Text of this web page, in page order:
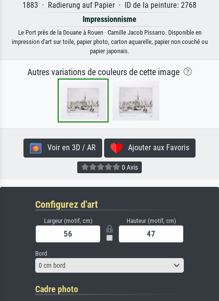
1883 · Radierung auf Papier · ID de la peinture: 2768
Impressionnisme
Le Port près de la Douane à Rouen · Camille Jacob Pissarro. Disponible en
impression d'art sur toile, papier photo, carton aquarelle, papier non couché ou
papier japonais.
Autres variations de couleurs de cette image
Voir en 3D / AR Ajouter aux Favoris
0 Avis
Configurez d'art
Largeur (motif, cm) Hauteur (motif, cm)
Bord
0 cm bord
Cadre photo